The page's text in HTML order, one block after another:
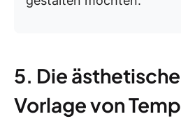
5. Die
Vorlage von